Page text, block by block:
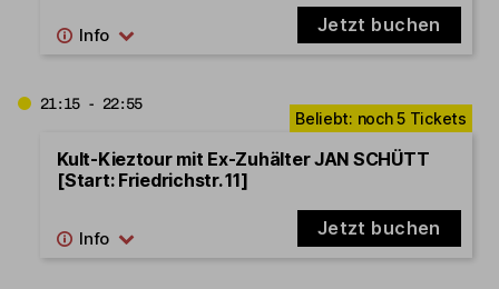
Jetzt buchen
21:15 - 22:55
Kult-Kieztour mit Ex-Zuhälter JAN SCHÜTT
[Start: Friedrichstr. 11]
Jetzt buchen